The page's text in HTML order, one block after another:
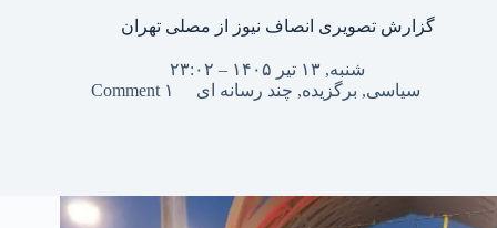
گزارش تصویری انصاف نیوز از مصلی تهران
شنبه, ۱۳ تیر ۱۴۰۵ – ۲۳:۰۲
سیاسی, برگزیده, چند رسانه ای ۱ Comment